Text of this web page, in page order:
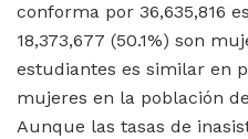
conforma por 36,635,816
18,373,677 (50.1%) son
estudiantes es similar en
mujeres en la población
Aunque las tasas de